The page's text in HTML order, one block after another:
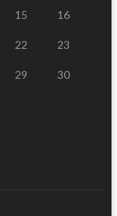
15 16
22 23
29 30